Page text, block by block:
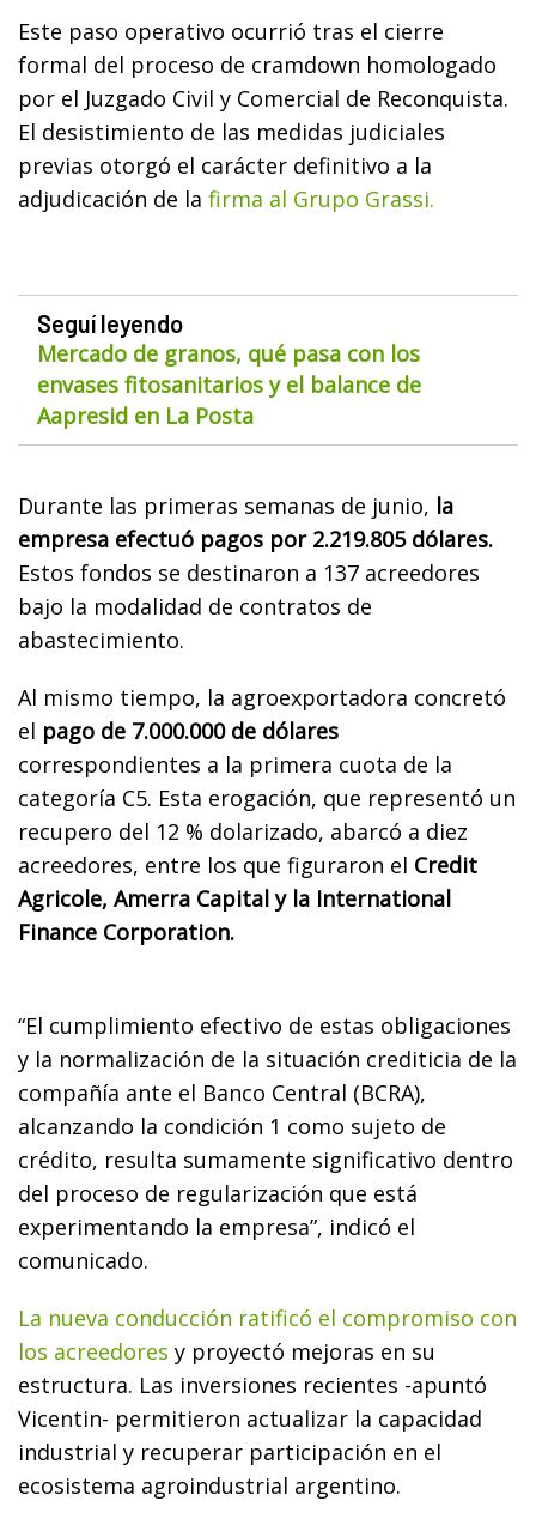
Este paso operativo ocurrió tras el cierre
formal del proceso de cramdown homologado
por el Juzgado Civil y Comercial de Reconquista.
El desistimiento de las medidas judiciales
previas otorgó el carácter definitivo a la
adjudicación de la firma al Grupo Grassi.
Seguí leyendo
Mercado de granos, qué pasa con los
envases fitosanitarios y el balance de
Aapresid en La Posta
Durante las primeras semanas de junio, la
empresa efectuó pagos por 2.219.805 dólares.
Estos fondos se destinaron a 137 acreedores
bajo la modalidad de contratos de
abastecimiento.
Al mismo tiempo, la agroexportadora concretó
el pago de 7.000.000 de dólares
correspondientes a la primera cuota de la
categoría C5. Esta erogación, que representó un
recupero del 12 % dolarizado, abarcó a diez
acreedores, entre los que figuraron el Credit
Agricole, Amerra Capital y la International
Finance Corporation.
“El cumplimiento efectivo de estas obligaciones
y la normalización de la situación crediticia de la
compañía ante el Banco Central (BCRA),
alcanzando la condición 1 como sujeto de
crédito, resulta sumamente significativo dentro
del proceso de regularización que está
experimentando la empresa”, indicó el
comunicado.
La nueva conducción ratificó el compromiso con
los acreedores y proyectó mejoras en su
estructura. Las inversiones recientes -apuntó
Vicentin- permitieron actualizar la capacidad
industrial y recuperar participación en el
ecosistema agroindustrial argentino.